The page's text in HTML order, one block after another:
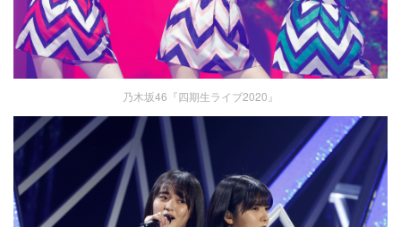
乃木坂46『四期生ライブ2020』